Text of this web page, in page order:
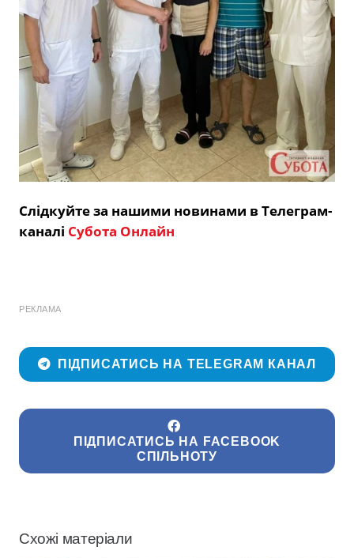
Слідкуйте за нашими новинами в Телеграм-
каналі Субота Онлайн
РЕКЛАМА
ПІДПИСАТИСЬ НА TELEGRAM КАНАЛ
ПІДПИСАТИСЬ НА FACEBOOK
СПІЛЬНОТУ
Схожі матеріали